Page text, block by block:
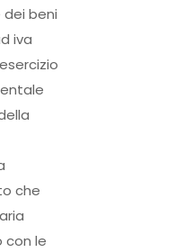
beni
iva
che
con le